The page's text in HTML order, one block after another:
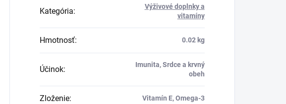
Kategória:
Výživové doplnky a
vitamíny
Hmotnosť: 0.02 kg
Účinok:
Imunita, Srdce a krvný
obeh
Zloženie: Vitamín E, Omega-3